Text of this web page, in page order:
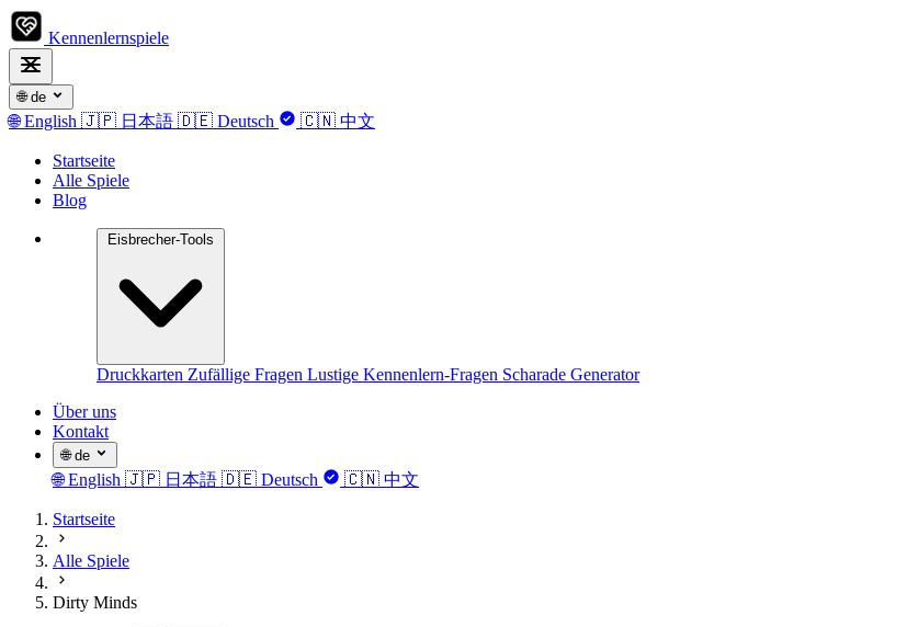
Kennenlernspiele
🌐 de
🌐 English 🇯🇵 日本語 🇩🇪 Deutsch 🇨🇳 中文
Startseite
Alle Spiele
Blog
Eisbrecher-Tools
Druckkarten Zufällige Fragen Lustige Kennenlern-Fragen Scharade Generator
Über uns
Kontakt
🌐 de
🌐 English 🇯🇵 日本語 🇩🇪 Deutsch 🇨🇳 中文
Startseite
Alle Spiele
Dirty Minds